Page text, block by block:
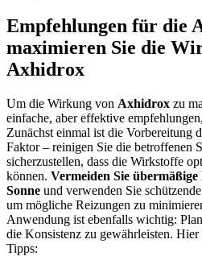
Empfehlungen für die
maximieren Sie die
Axhidrox
Um die ⁣Wirkung ⁤von Axhidrox zu
einfache, aber ‌effektive
Zunächst einmal ⁤ist die ⁤Vorbereitung
Faktor –⁤ reinigen‍ Sie‍ die betroffenen
sicherzustellen, dass die Wirkstoffe
können. Vermeiden Sie
Sonne und verwenden Sie
um⁤ mögliche Reizungen zu
Anwendung​ ist ebenfalls wichtig:
die Konsistenz zu gewährleisten.
Tipps: